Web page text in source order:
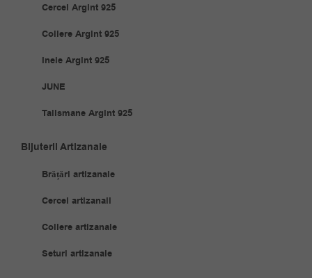
Cercei Argint 925
Coliere Argint 925
Inele Argint 925
JUNE
Talismane Argint 925
Bijuterii Artizanale
Brățări artizanale
Cercei artizanali
Coliere artizanale
Seturi artizanale